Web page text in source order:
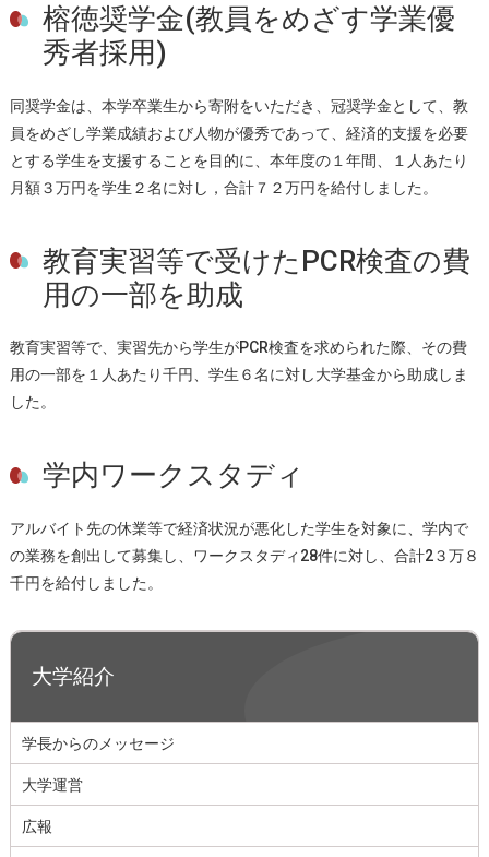
榕徳奨学金(教員をめざす学業優
秀者採用)
同奨学金は、本学卒業生から寄附をいただき、冠奨学金として、教
員をめざし学業成績および人物が優秀であって、経済的支援を必要
とする学生を支援することを目的に、本年度の１年間、１人あたり
月額３万円を学生２名に対し，合計７２万円を給付しました。
教育実習等で受けたPCR検査の費
用の一部を助成
教育実習等で、実習先から学生がPCR検査を求められた際、その費
用の一部を１人あたり千円、学生６名に対し大学基金から助成しま
した。
学内ワークスタディ
アルバイト先の休業等で経済状況が悪化した学生を対象に、学内で
の業務を創出して募集し、ワークスタディ28件に対し、合計2３万８
千円を給付しました。
大学紹介
学長からのメッセージ
大学運営
広報